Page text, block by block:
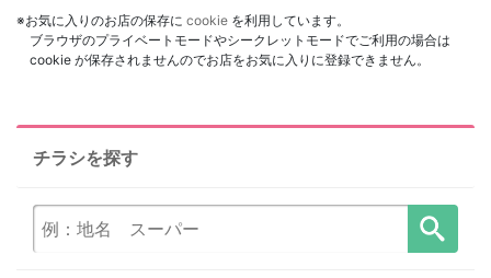
※お気に入りのお店の保存に cookie を利用しています。
ブラウザのプライベートモードやシークレットモードでご利用の場合は
cookie が保存されませんのでお店をお気に入りに登録できません。
チラシを探す